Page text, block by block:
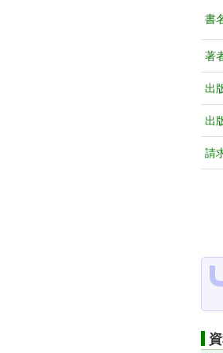
書
著
出
出
請